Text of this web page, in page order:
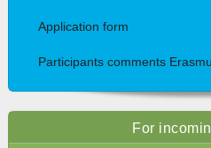
Application form
Participants comments
For